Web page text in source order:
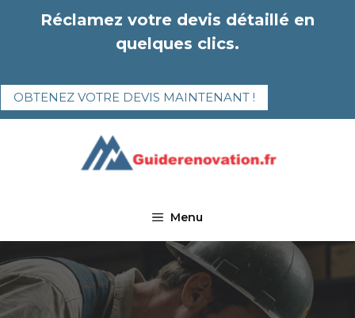
Réclamez votre devis détaillé en
quelques clics.
OBTENEZ VOTRE DEVIS MAINTENANT !
Menu